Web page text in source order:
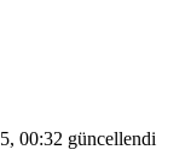
00:32 güncellendi